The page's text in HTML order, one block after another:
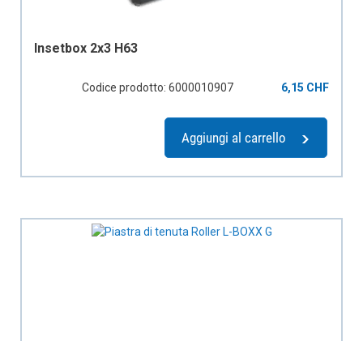
Insetbox 2x3 H63
Codice prodotto: 6000010907 6,15 CHF
Aggiungi al carrello